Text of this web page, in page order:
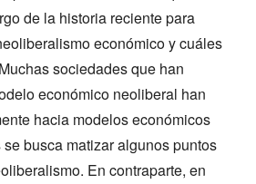
de la historia reciente para
económico y cuáles
sociedades que han
económico neoliberal han
hacia modelos económicos
busca matizar algunos puntos
En contraparte, en